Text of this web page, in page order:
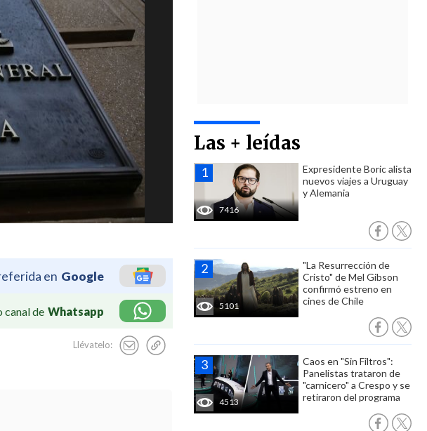
en Google
canal de Whatsapp
Llévatelo:
Las + leídas
7416
Expresidente Boric alista
nuevos viajes a Uruguay
y Alemania
5101
"La Resurrección de
Cristo" de Mel Gibson
confirmó estreno en
cines de Chile
4513
Caos en "Sin Filtros":
Panelistas trataron de
"carnicero" a Crespo y se
retiraron del programa